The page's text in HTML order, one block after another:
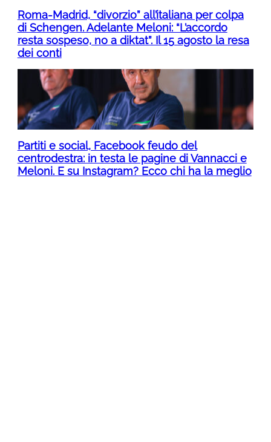
Roma-Madrid, “divorzio” all’italiana per colpa
di Schengen. Adelante Meloni: “L’accordo
resta sospeso, no a diktat”. Il 15 agosto la resa
dei conti
Partiti e social, Facebook feudo del
centrodestra: in testa le pagine di Vannacci e
Meloni. E su Instagram? Ecco chi ha la meglio